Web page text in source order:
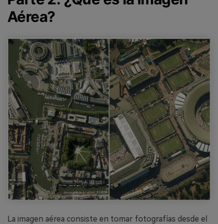
Aérea?
La imagen aérea consiste en tomar fotografías desde el